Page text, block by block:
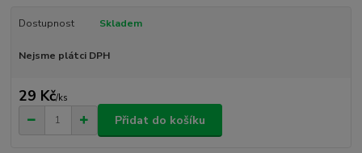
Dostupnost Skladem
Nejsme plátci DPH
29 Kč/ks
Přidat do košíku